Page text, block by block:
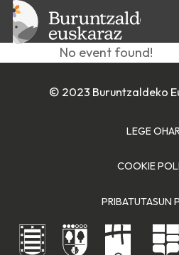
Jokoak
No event found!
© 2023 Buruntzaldeko
LEGE
COOKIE
PRIBATUTASUN